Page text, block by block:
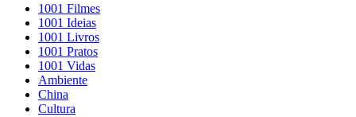
1001 Filmes
1001 Ideias
1001 Livros
1001 Pratos
1001 Vidas
Ambiente
China
Cultura